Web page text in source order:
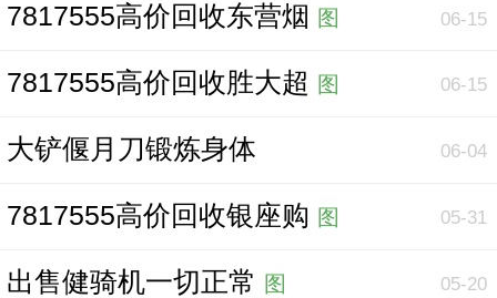
7817555高价回收东营烟 图 06-15
7817555高价回收胜大超 图 06-15
大铲偃月刀锻炼身体 06-04
7817555高价回收银座购 图 05-31
出售健骑机一切正常 图 05-20